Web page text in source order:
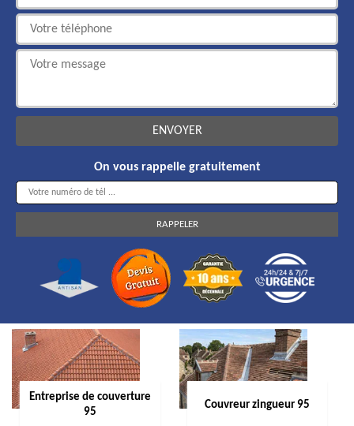
On vous rappelle gratuitement
Entreprise de couverture
95
Couvreur zingueur 95